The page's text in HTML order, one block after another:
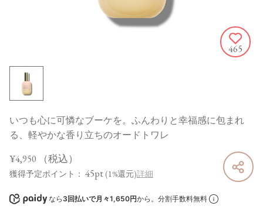
465
いつも心に可憐なブーケを。ふんわりと幸福感に包まれ
る、軽やかな香り立ちのオードトワレ
¥4,950 （税込）
獲得予定ポイント： 45pt (1%還元)詳細
なら 3回払いで月々1,650円から。分割手数料無料